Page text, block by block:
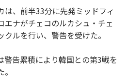
は、前半33分に先発ミッドフィ
エナがチェコのルカシュ・チェ
ルを行い、警告を受けた。
警告累積により韓国との第3戦を